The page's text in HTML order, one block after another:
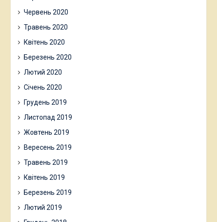
Червень 2020
Травень 2020
Квітень 2020
Березень 2020
Лютий 2020
Січень 2020
Грудень 2019
Листопад 2019
Жовтень 2019
Вересень 2019
Травень 2019
Квітень 2019
Березень 2019
Лютий 2019